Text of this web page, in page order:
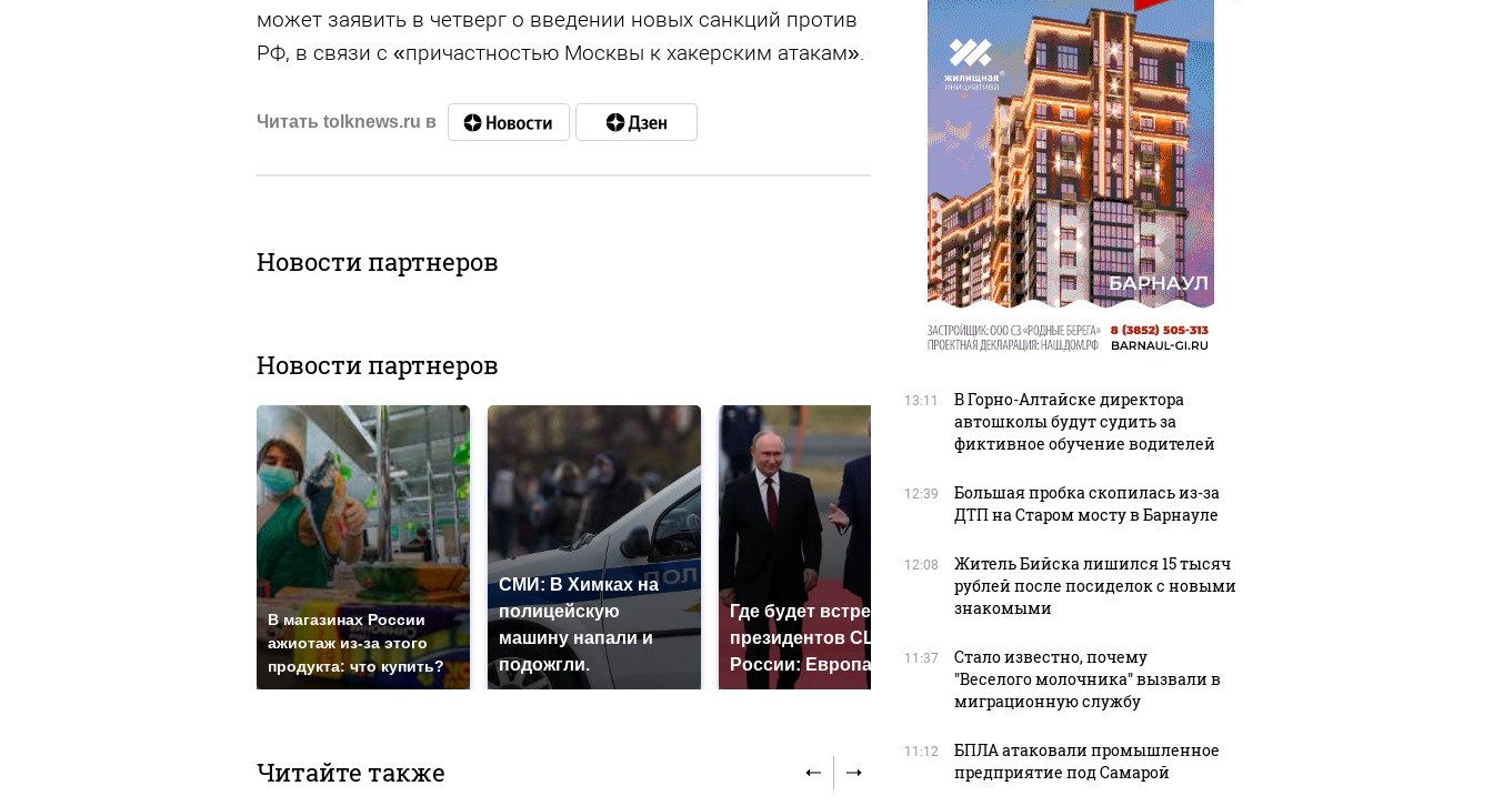
может заявить в четверг о введении новых санкций против
РФ, в связи с «причастностью Москвы к хакерским атакам».
Читать tolknews.ru в
Новости партнеров
Новости партнеров
В магазинах России
ажиотаж из-за этого
продукта: что купить?
СМИ: В Химках на
полицейскую
машину напали и
подожгли.
Где будет встреча
президентов США и
России: Европа?
Такую зиму в России
так?!
Читайте также
13:11
В Горно-Алтайске директора
автошколы будут судить за
фиктивное обучение водителей
12:39
Большая пробка скопилась из-за
ДТП на Старом мосту в Барнауле
12:08
Житель Бийска лишился 15 тысяч
рублей после посиделок с новыми
знакомыми
11:37
Стало известно, почему
"Веселого молочника" вызвали в
миграционную службу
11:12
БПЛА атаковали промышленное
предприятие под Самарой